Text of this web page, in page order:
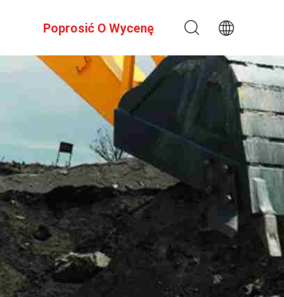
Poprosić O Wycenę